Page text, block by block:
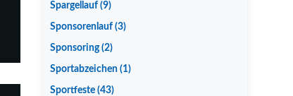
Spargellauf (9)
Sponsorenlauf (3)
Sponsoring(2)
Sportabzeichen (1)
Sportfeste (43)